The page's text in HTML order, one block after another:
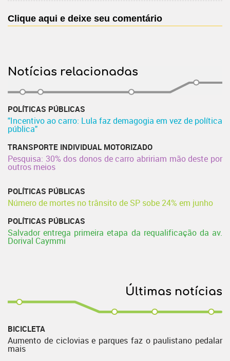
Clique aqui e deixe seu comentário
Notícias relacionadas
POLÍTICAS PÚBLICAS
"Incentivo ao carro: Lula faz demagogia em vez de política
pública"
TRANSPORTE INDIVIDUAL MOTORIZADO
Pesquisa: 30% dos donos de carro abririam mão deste por
outros meios
POLÍTICAS PÚBLICAS
Número de mortes no trânsito de SP sobe 24% em junho
POLÍTICAS PÚBLICAS
Salvador entrega primeira etapa da requalificação da av.
Dorival Caymmi
Últimas notícias
BICICLETA
Aumento de ciclovias e parques faz o paulistano pedalar
mais